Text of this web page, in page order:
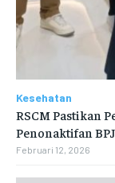
Kesehatan
RSCM Pastikan
Penonaktifan
Februari 12, 2026